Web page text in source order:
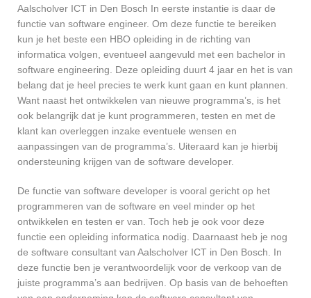
Aalscholver ICT in Den Bosch In eerste instantie is daar de
functie van software engineer. Om deze functie te bereiken
kun je het beste een HBO opleiding in de richting van
informatica volgen, eventueel aangevuld met een bachelor in
software engineering. Deze opleiding duurt 4 jaar en het is van
belang dat je heel precies te werk kunt gaan en kunt plannen.
Want naast het ontwikkelen van nieuwe programma’s, is het
ook belangrijk dat je kunt programmeren, testen en met de
klant kan overleggen inzake eventuele wensen en
aanpassingen van de programma’s. Uiteraard kan je hierbij
ondersteuning krijgen van de software developer.
De functie van software developer is vooral gericht op het
programmeren van de software en veel minder op het
ontwikkelen en testen er van. Toch heb je ook voor deze
functie een opleiding informatica nodig. Daarnaast heb je nog
de software consultant van Aalscholver ICT in Den Bosch. In
deze functie ben je verantwoordelijk voor de verkoop van de
juiste programma’s aan bedrijven. Op basis van de behoeften